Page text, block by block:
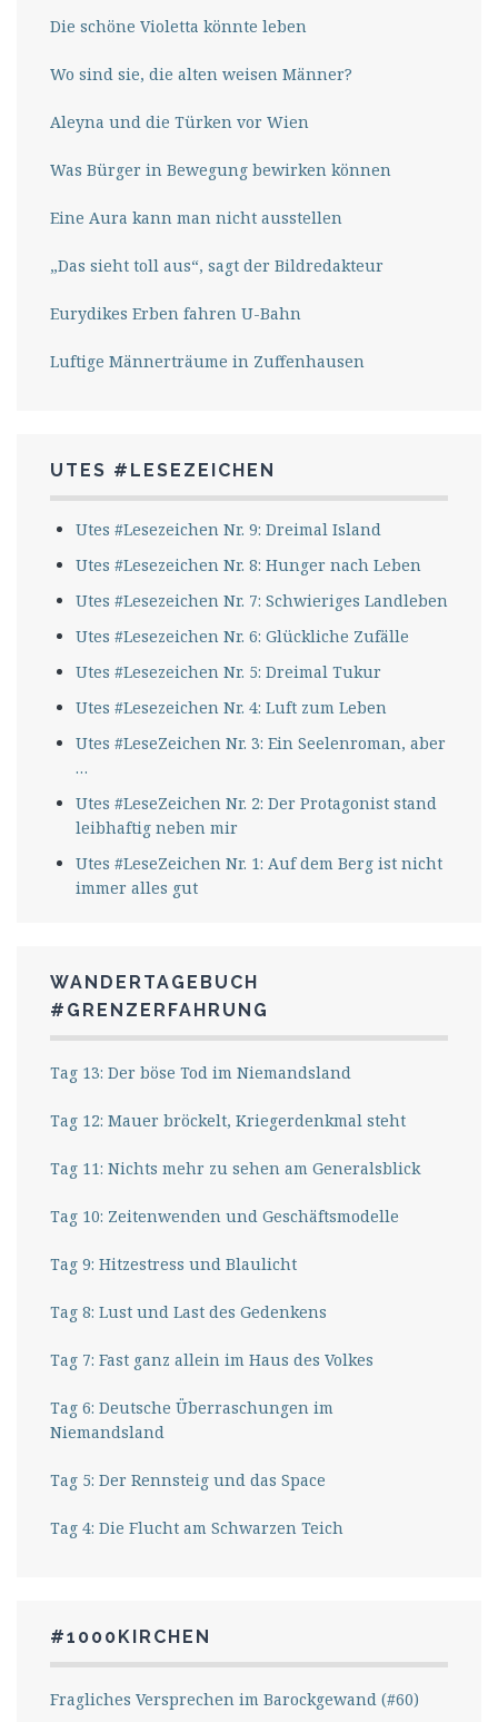
Die schöne Violetta könnte leben
Wo sind sie, die alten weisen Männer?
Aleyna und die Türken vor Wien
Was Bürger in Bewegung bewirken können
Eine Aura kann man nicht ausstellen
„Das sieht toll aus“, sagt der Bildredakteur
Eurydikes Erben fahren U-Bahn
Luftige Männerträume in Zuffenhausen
UTES #LESEZEICHEN
Utes #Lesezeichen Nr. 9: Dreimal Island
Utes #Lesezeichen Nr. 8: Hunger nach Leben
Utes #Lesezeichen Nr. 7: Schwieriges Landleben
Utes #Lesezeichen Nr. 6: Glückliche Zufälle
Utes #Lesezeichen Nr. 5: Dreimal Tukur
Utes #Lesezeichen Nr. 4: Luft zum Leben
Utes #LeseZeichen Nr. 3: Ein Seelenroman, aber
…
Utes #LeseZeichen Nr. 2: Der Protagonist stand
leibhaftig neben mir
Utes #LeseZeichen Nr. 1: Auf dem Berg ist nicht
immer alles gut
WANDERTAGEBUCH
#GRENZERFAHRUNG
Tag 13: Der böse Tod im Niemandsland
Tag 12: Mauer bröckelt, Kriegerdenkmal steht
Tag 11: Nichts mehr zu sehen am Generalsblick
Tag 10: Zeitenwenden und Geschäftsmodelle
Tag 9: Hitzestress und Blaulicht
Tag 8: Lust und Last des Gedenkens
Tag 7: Fast ganz allein im Haus des Volkes
Tag 6: Deutsche Überraschungen im
Niemandsland
Tag 5: Der Rennsteig und das Space
Tag 4: Die Flucht am Schwarzen Teich
#1000KIRCHEN
Fragliches Versprechen im Barockgewand (#60)